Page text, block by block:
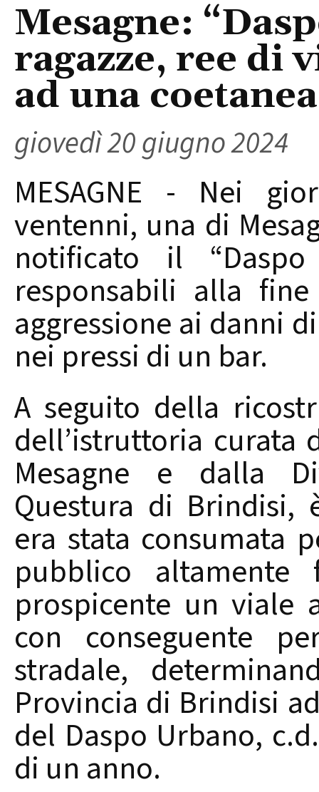
Mesagne:
ragazze, ree di
ad una coetanea
giovedì 20 giugno 2024
MESAGNE - Nei
ventenni, una di
notificato il
responsabili alla
aggressione ai danni
nei pressi di un bar.
A seguito della
dell’istruttoria curata
Mesagne e dalla
Questura di Brindisi,
era stata consumata
pubblico
prospicente un viale
con conseguente
stradale,
Provincia di Brindisi
del Daspo Urbano,
di un anno.